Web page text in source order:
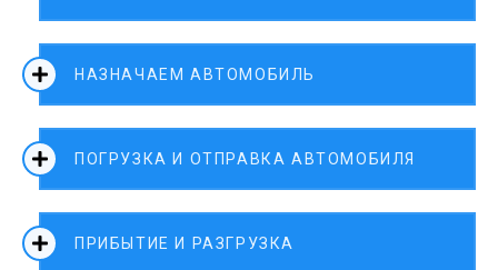
НАЗНАЧАЕМ АВТОМОБИЛЬ
ПОГРУЗКА И ОТПРАВКА АВТОМОБИЛЯ
ПРИБЫТИЕ И РАЗГРУЗКА